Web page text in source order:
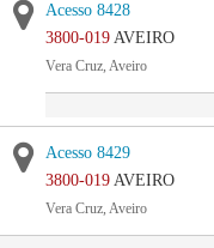
Acesso 8428
3800-019 AVEIRO
Vera Cruz, Aveiro
Acesso 8429
3800-019 AVEIRO
Vera Cruz, Aveiro